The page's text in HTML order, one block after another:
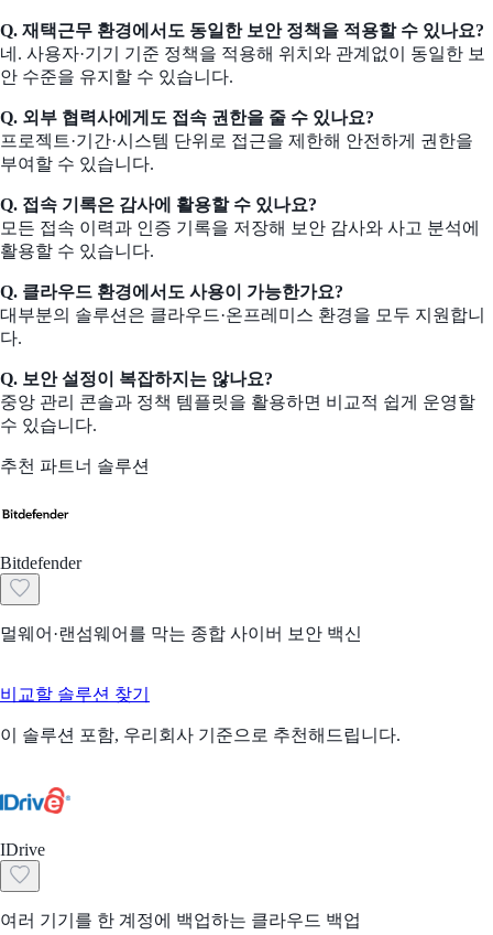
Q. 재택근무 환경에서도 동일한 보안 정책을 적용할 수 있나요?
네. 사용자·기기 기준 정책을 적용해 위치와 관계없이 동일한 보
안 수준을 유지할 수 있습니다.
Q. 외부 협력사에게도 접속 권한을 줄 수 있나요?
프로젝트·기간·시스템 단위로 접근을 제한해 안전하게 권한을
부여할 수 있습니다.
Q. 접속 기록은 감사에 활용할 수 있나요?
모든 접속 이력과 인증 기록을 저장해 보안 감사와 사고 분석에
활용할 수 있습니다.
Q. 클라우드 환경에서도 사용이 가능한가요?
대부분의 솔루션은 클라우드·온프레미스 환경을 모두 지원합니
다.
Q. 보안 설정이 복잡하지는 않나요?
중앙 관리 콘솔과 정책 템플릿을 활용하면 비교적 쉽게 운영할
수 있습니다.
추천 파트너 솔루션
Bitdefender
멀웨어·랜섬웨어를 막는 종합 사이버 보안 백신
비교할 솔루션 찾기
이 솔루션 포함, 우리회사 기준으로 추천해드립니다.
IDrive
여러 기기를 한 계정에 백업하는 클라우드 백업